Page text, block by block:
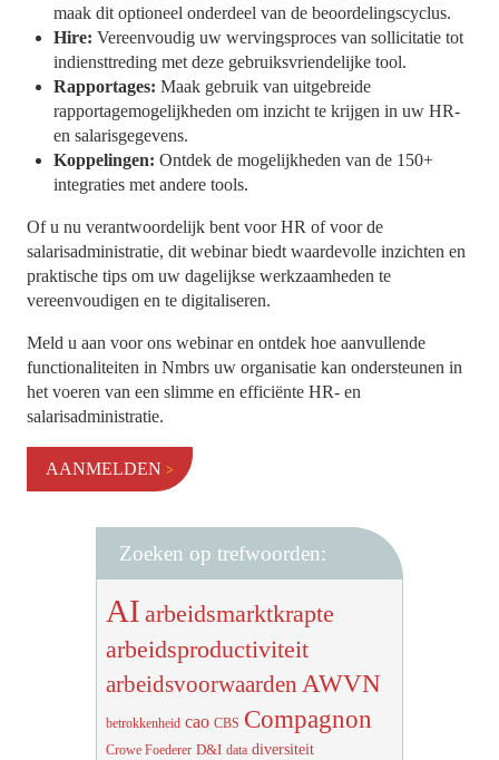
maak dit optioneel onderdeel van de beoordelingscyclus.
Hire: Vereenvoudig uw wervingsproces van sollicitatie tot
indiensttreding met deze gebruiksvriendelijke tool.
Rapportages: Maak gebruik van uitgebreide
rapportagemogelijkheden om inzicht te krijgen in uw HR-
en salarisgegevens.
Koppelingen: Ontdek de mogelijkheden van de 150+
integraties met andere tools.
Of u nu verantwoordelijk bent voor HR of voor de
salarisadministratie, dit webinar biedt waardevolle inzichten en
praktische tips om uw dagelijkse werkzaamheden te
vereenvoudigen en te digitaliseren.
Meld u aan voor ons webinar en ontdek hoe aanvullende
functionaliteiten in Nmbrs uw organisatie kan ondersteunen in
het voeren van een slimme en efficiënte HR- en
salarisadministratie.
AANMELDEN
Zoeken op trefwoorden:
AI arbeidsmarktkrapte
arbeidsproductiviteit
arbeidsvoorwaarden AWVN
betrokkenheid cao CBS Compagnon
Crowe Foederer D&I data diversiteit